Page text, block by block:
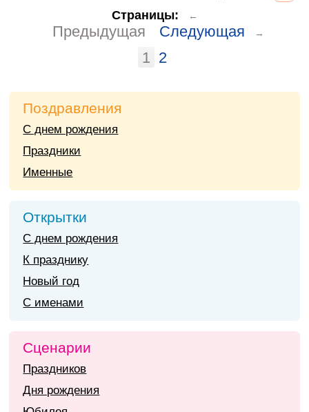
Страницы: ←
Предыдущая Следующая →
1 2
Поздравления
С днем рождения
Праздники
Именные
Открытки
С днем рождения
К празднику
Новый год
С именами
Сценарии
Праздников
Дня рождения